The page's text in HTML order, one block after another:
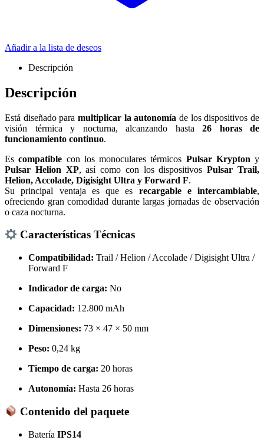
Añadir a la lista de deseos
Descripción
Descripción
Está diseñado para multiplicar la autonomía de los dispositivos de
visión térmica y nocturna, alcanzando hasta 26 horas de
funcionamiento continuo.
Escompatible con los monoculares térmicos Pulsar Krypton y
Pulsar Helion XP, así como con los dispositivosPulsar Trail,
Helion, Accolade, Digisight Ultra y Forward F.
Su principal ventaja es que es recargable e intercambiable,
ofreciendo gran comodidad durante largas jornadas de observación
o caza nocturna.
Características Técnicas
Compatibilidad: Trail / Helion / Accolade / Digisight Ultra /
Forward F
Indicador de carga: No
Capacidad: 12.800 mAh
Dimensiones: 73 × 47 × 50 mm
Peso: 0,24 kg
Tiempo de carga: 20 horas
Autonomía: Hasta 26 horas
Contenido del paquete
Batería IPS14